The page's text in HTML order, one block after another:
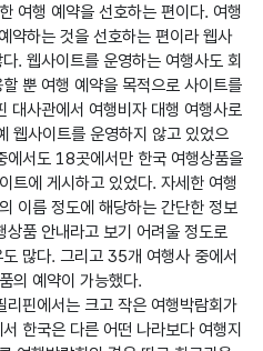
여행 예약을 선호하는 편이다. 여행
약하는 것을 선호하는 편이라 웹사
. 웹사이트를 운영하는 여행사도 회
뿐 여행 예약을 목적으로 사이트를
대사관에서 여행비자 대행 여행사로
웹사이트를 운영하지 않고 있었으
에서도 18곳에서만 한국 여행상품을
트에 게시하고 있었다. 자세한 여행
이름 정도에 해당하는 간단한 정보
품 안내라고 보기 어려울 정도로
많다. 그리고 35개 여행사 중에서
의 예약이 가능했다.
핀에서는 크고 작은 여행박람회가
한국은 다른 어떤 나라보다 여행지